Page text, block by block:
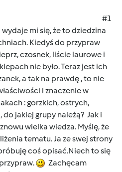
#1
mi się, że to dziedzina
Kiedyś do przypraw
czosnek, liście laurowe i
nie było. Teraz jest ich
a tak na prawdę , to nie
i znaczenie w
: gorzkich, ostrych,
do jakiej grupy należą? Jak i
wielka wiedza. Myślę, że
tematu. Ja ze swej strony
coś opisać.Niech to się
Zachęcam